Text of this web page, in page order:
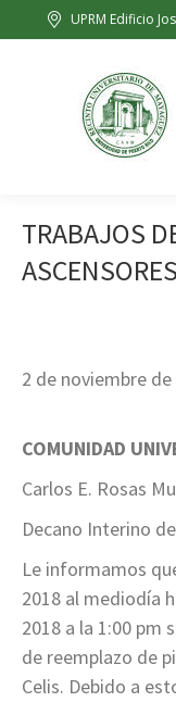
UPRM Edificio
TRABAJOS
2 de noviembre de
COMUNIDAD
Carlos E. Rosas
Decano Interino
Le informamos
2018 al mediodía
2018 a la 1:00 pm
de reemplazo de
Celis. Debido a